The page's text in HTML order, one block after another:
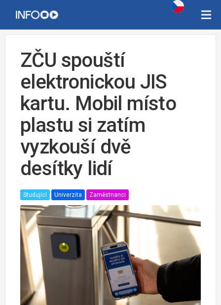
ZČU spouští
elektronickou JIS
kartu. Mobil místo
plastu si zatím
vyzkouší dvě
desítky lidí
Studující Univerzita Zaměstnanci